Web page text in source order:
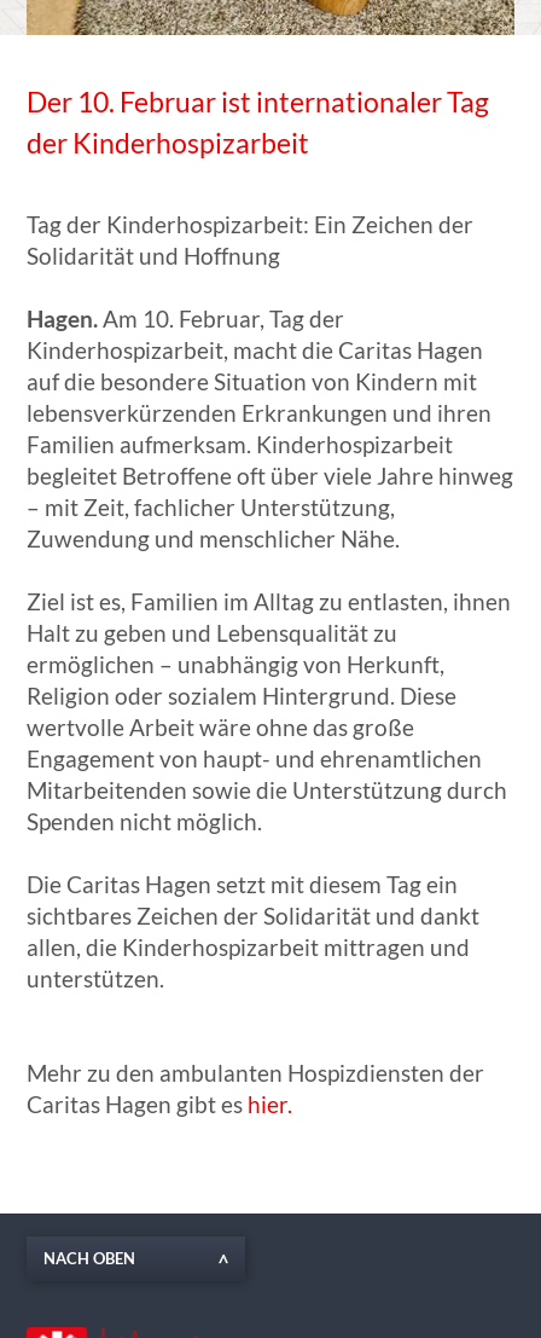
Der 10. Februar ist internationaler Tag
der Kinderhospizarbeit
Tag der Kinderhospizarbeit: Ein Zeichen der
Solidarität und Hoffnung
Hagen.Am 10. Februar, Tag der
Kinderhospizarbeit, macht die Caritas Hagen
auf die besondere Situation von Kindern mit
lebensverkürzenden Erkrankungen und ihren
Familien aufmerksam. Kinderhospizarbeit
begleitet Betroffene oft über viele Jahre hinweg
– mit Zeit, fachlicher Unterstützung,
Zuwendung und menschlicher Nähe.
Ziel ist es, Familien im Alltag zu entlasten, ihnen
Halt zu geben und Lebensqualität zu
ermöglichen – unabhängig von Herkunft,
Religion oder sozialem Hintergrund. Diese
wertvolle Arbeit wäre ohne das große
Engagement von haupt- und ehrenamtlichen
Mitarbeitenden sowie die Unterstützung durch
Spenden nicht möglich.
Die Caritas Hagen setzt mit diesem Tag ein
sichtbares Zeichen der Solidarität und dankt
allen, die Kinderhospizarbeit mittragen und
unterstützen.
Mehr zu den ambulanten Hospizdiensten der
Caritas Hagen gibt es hier.
NACH OBEN